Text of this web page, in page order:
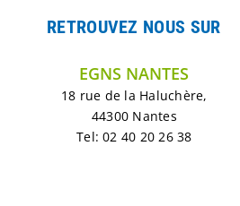
RETROUVEZ NOUS SUR
EGNS NANTES
18 rue de la Haluchère,
44300 Nantes
Tel: 02 40 20 26 38